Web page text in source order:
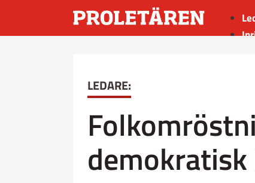
LEDARE: